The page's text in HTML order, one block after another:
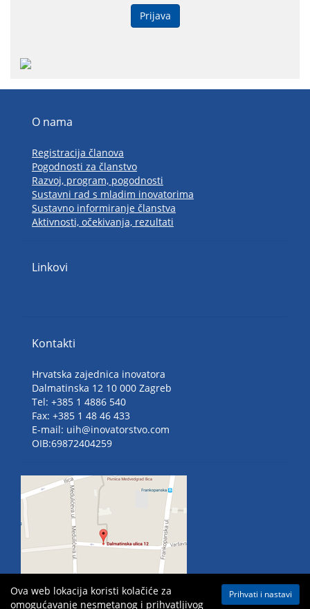
Prijava
O nama
Registracija članova
Pogodnosti za članstvo
Razvoj, program, pogodnosti
Sustavni rad s mladim inovatorima
Sustavno informiranje članstva
Aktivnosti, očekivanja, rezultati
Linkovi
Kontakti
Hrvatska zajednica inovatora
Dalmatinska 12 10 000 Zagreb
Tel: +385 1 4886 540
Fax: +385 1 48 46 433
E-mail: uih@inovatorstvo.com
OIB:69872404259
Prihvati i nastavi
Ova web lokacija koristi kolačiće za
omogućavanje nesmetanog i prihvatljivog